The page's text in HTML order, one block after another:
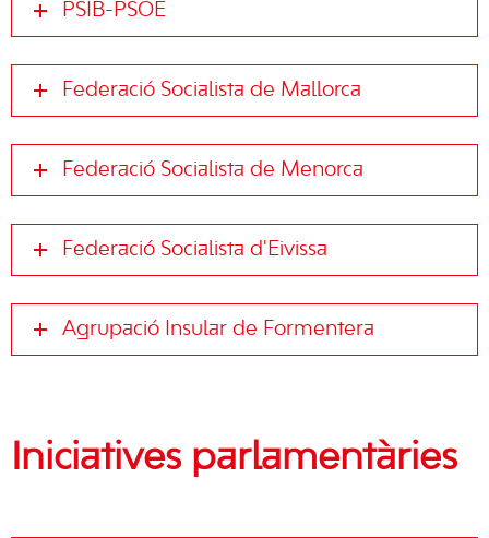
PSIB-PSOE
Federació Socialista de Mallorca
Federació Socialista de Menorca
Federació Socialista d'Eivissa
Agrupació Insular de Formentera
Iniciatives parlamentàries